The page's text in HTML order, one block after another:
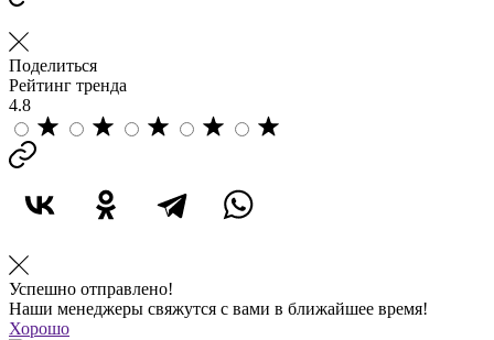
Поделиться
Рейтинг тренда
4.8
Успешно отправлено!
Наши менеджеры свяжутся с вами в ближайшее время!
Хорошо